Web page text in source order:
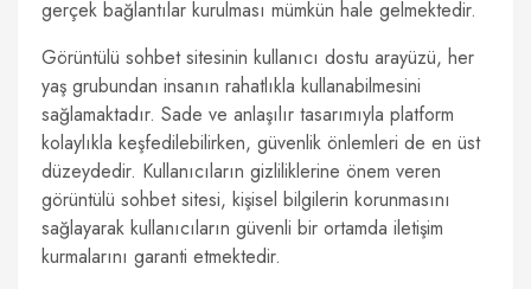
gerçek bağlantılar kurulması mümkün hale gelmektedir.
Görüntülü sohbet sitesinin kullanıcı dostu arayüzü, her
yaş grubundan insanın rahatlıkla kullanabilmesini
sağlamaktadır. Sade ve anlaşılır tasarımıyla platform
kolaylıkla keşfedilebilirken, güvenlik önlemleri de en üst
düzeydedir. Kullanıcıların gizliliklerine önem veren
görüntülü sohbet sitesi, kişisel bilgilerin korunmasını
sağlayarak kullanıcıların güvenli bir ortamda iletişim
kurmalarını garanti etmektedir.